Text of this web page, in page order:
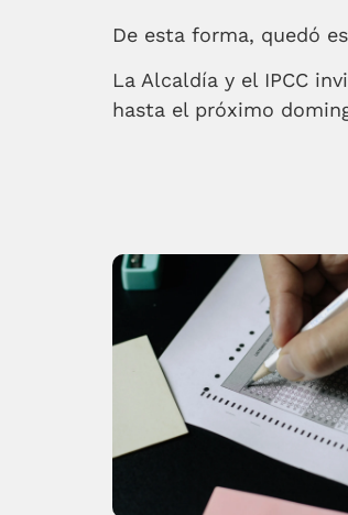
De esta forma, quedó
La Alcaldía y el IPCC
hasta el próximo